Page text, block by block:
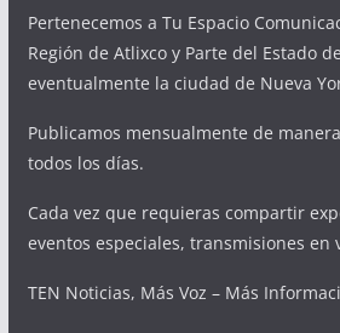
Pertenecemos a Tu Espacio
Región de Atlixco y Parte del Estado
eventualmente la ciudad de Nueva
Publicamos mensualmente de
todos los días.
Cada vez que requieras compartir
eventos especiales, transmisiones en
TEN Noticias, Más Voz – Más